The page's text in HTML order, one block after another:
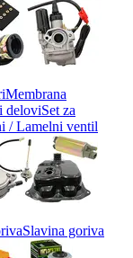
Membrana
deloviSet za
/ Lamelni ventil
Slavina goriva